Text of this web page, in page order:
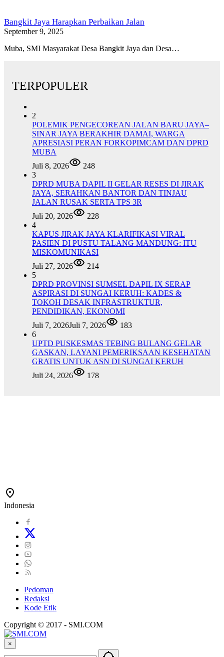
Bangkit Jaya Harapkan Perbaikan Jalan
September 9, 2025
Muba, SMI Masyarakat Desa Bangkit Jaya dan Desa…
TERPOPULER
2
POLEMIK PENGECOREAN JALAN BARU JAYA–
SINAR JAYA BERAKHIR DAMAI, WARGA
APRESIASI PERAN FORKOPIMCAM DAN DPRD
MUBA
Juli 8, 2026
248
3
DPRD MUBA DAPIL II GELAR RESES DI JIRAK
JAYA, SERAHKAN BANTOR DAN TINJAU
JALAN RUSAK SERTA TPS 3R
Juli 20, 2026
228
4
KAPUS JIRAK JAYA KLARIFIKASI VIRAL
PASIEN DI PUSTU TALANG MANDUNG: ITU
MISKOMUNIKASI
Juli 27, 2026
214
5
DPRD PROVINSI SUMSEL DAPIL IX SERAP
ASPIRASI DI SUNGAI KERUH: KADES &
TOKOH DESAK INFRASTRUKTUR,
PENDIDIKAN, EKONOMI
Juli 7, 2026Juli 7, 2026
183
6
UPTD PUSKESMAS TEBING BULANG GELAR
GASKAN, LAYANI PEMERIKSAAN KESEHATAN
GRATIS UNTUK ASN DI SUNGAI KERUH
Juli 24, 2026
178
Indonesia
Pedoman
Redaksi
Kode Etik
Copyright © 2017 - SMI.COM
×